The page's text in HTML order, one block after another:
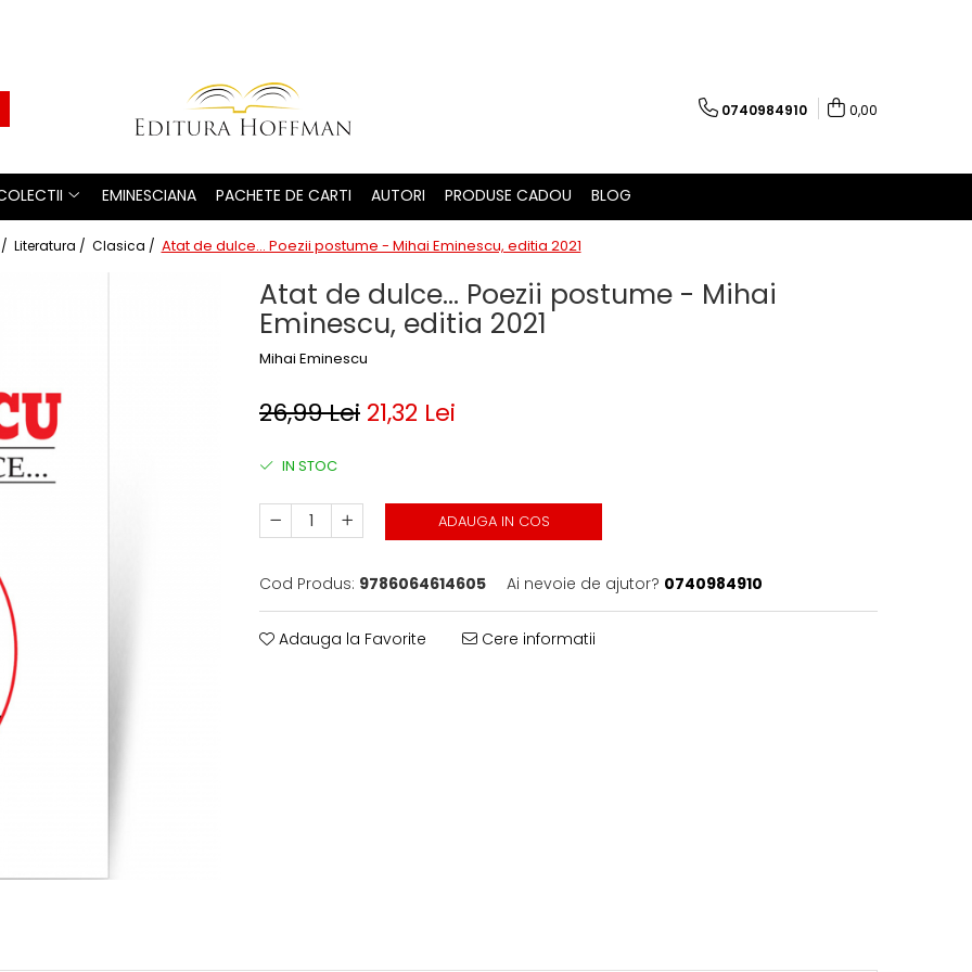
0740984910 0,00
EMINESCIANA PACHETE DE CARTI AUTORI PRODUSE CADOU BLOG
Literatura / Clasica / Atat de dulce... Poezii postume - Mihai Eminescu, editia 2021
Atat de dulce... Poezii postume - Mihai
Eminescu, editia 2021
Mihai Eminescu
26,99 Lei 21,32 Lei
IN STOC
ADAUGA IN COS
Cod Produs: 9786064614605 Ai nevoie de ajutor? 0740984910
Adauga la Favorite Cere informatii